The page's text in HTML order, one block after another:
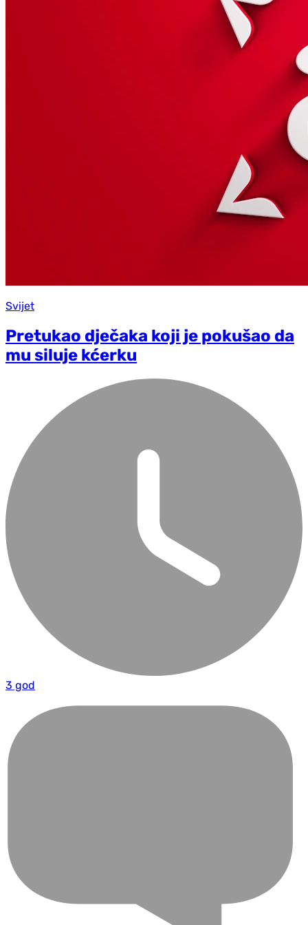
Svijet
Pretukao dječaka koji je pokušao da
mu siluje kćerku
3 god